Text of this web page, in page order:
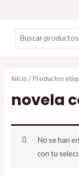
Inicio / Productos
novela
No se han
con tu